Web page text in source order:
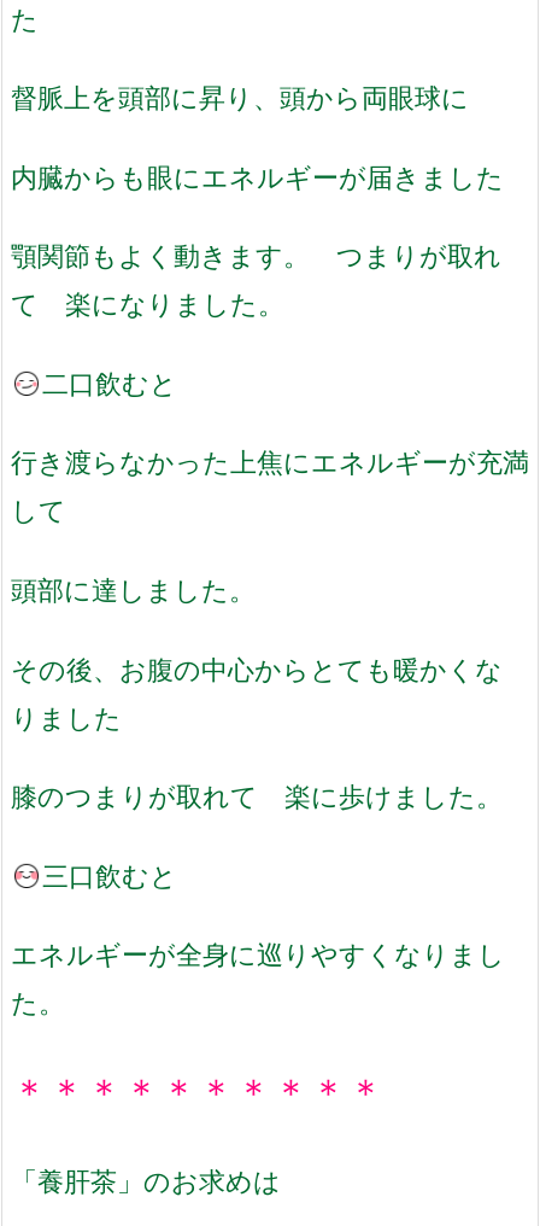
た
督脈上を頭部に昇り、頭から両眼球に
内臓からも眼にエネルギーが届きました
顎関節もよく動きます。 つまりが取れ
て 楽になりました。
二口飲むと
行き渡らなかった上焦にエネルギーが充満
して
頭部に達しました。
その後、お腹の中心からとても暖かくな
りました
膝のつまりが取れて 楽に歩けました。
三口飲むと
エネルギーが全身に巡りやすくなりまし
た。
＊＊＊＊＊＊＊＊＊＊
「養肝茶」のお求めは